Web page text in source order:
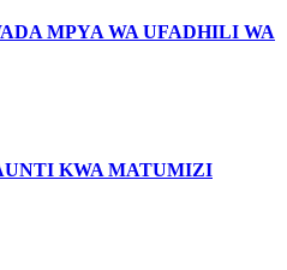
MPYA WA UFADHILI WA
KWA MATUMIZI